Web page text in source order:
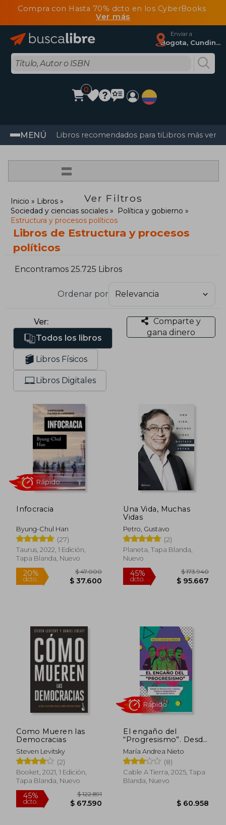
Compra con Hasta 70% dcto en los CyberBooks
Ver más
Enviar a
Bogota, Cundinamarca
0
MENÚ Libros recomendados para tiLibros más
=
Ver Filtros
Inicio
Libros
Sociedad y ciencias sociales
Política y gobierno
Estructura y procesos políticos
Libros de Estructura y procesos
políticos
Encontramos 25.725 Libros
Ordenar por
Ver:
Todos los libros
Libros Físicos
Libros Digitales
Comparte y
gana dinero
Infocracia
Byung-Chul Han
(27)
Taurus, 2022, 1 Edición,
Tapa Blanda, Nuevo
20%
dcto.
$ 47.000
Rápido
Una Vida, Muchas
Vidas
Petro, Gustavo
(2)
Planeta, Tapa Blanda,
Nuevo
45%
dcto.
Como Mueren las
Democracias
Steven Levitsky
(2)
Booket, 2021, 1 Edición,
Tapa Blanda, Nuevo
El engaño del
“Progresismo”. Desde
la Revolución cubana
hasta el desgobierno
de Gustavo Petro
María Andrea Nieto
(8)
Cable A Tierra, 2025, Tapa
Blanda, NuevoRápido